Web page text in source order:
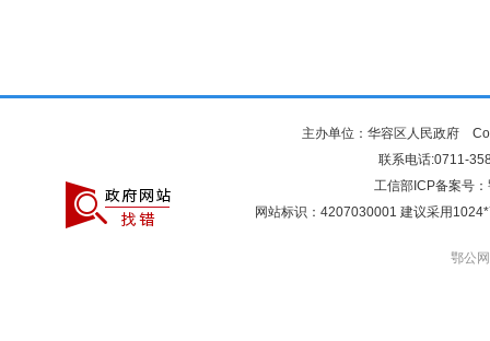
主办单位：华容区人民政府
联系电话:0711-
工信部ICP备案号：
网站标识：4207030001 建议采用
鄂公